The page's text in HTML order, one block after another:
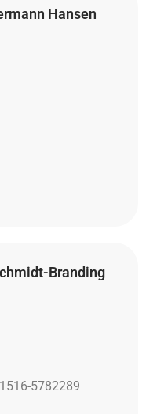
Hansen
Branding
5782289